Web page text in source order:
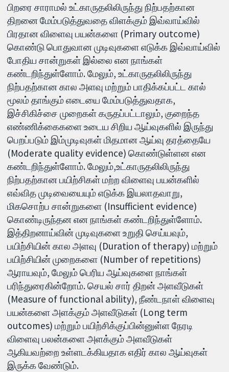
பிறரை சாராமல் உட்காருதலிலிருந்து நிற்பதற்கான
திறனை மேம்படுத்துவதை விளக்கும் இவ்வாய்வில்
பிரதான விளைவு பயன்களை (Primary outcome)
கொண்டு பொதுவான முடிவுகளை எடுக்க இவ்வாய்வில்
போதிய சான்றுகள் இல்லை என நாங்கள்
கண்டறிந்துள்ளோம். மேலும், உட்காருதலிலிருந்து
நிற்பதற்கான கால அளவு மற்றும் பாதிக்கப்பட்ட கால்
மூலம் தாங்கும் எடையை மேம்படுத்துவதாக,
இச்சிகிச்சை முறைகள் கருதப்பட்டாலும், குறைந்த
எண்ணிக்கைகளை உடைய சிறிய ஆய்வுகளில் இருந்து
பெறப்படும் இம்முடிவுகள் மிதமான ஆய்வு தரத்தையே
(Moderate quality evidence) கொண்டுள்ளன என
கண்டறிந்துள்ளோம். மேலும்,உட்காருதலிலிருந்து
நிற்பதற்கான பயிற்சிகள் மற்ற விளைவு பயன்களில்
எவ்வித முடிவையையும் எடுக்க இயலாதவாறு,
மிகசொற்ப சான்றுகளை (Insufficient evidence)
கொண்டிருந்தன என நாங்கள் கண்டறிந்துள்ளோம்.
இத்திறனாய்வின் முடிவுகளை உறுதி செய்யவும்,
பயிற்சியின் கால அளவு (Duration of therapy) மற்றும்
பயிற்சியின் முறைகளை (Number of repetitions)
ஆராயவும், மேலும் பெரிய ஆய்வுகளை நாங்கள்
பரிந்துரைகின்றோம். செயல் சார் திறன் அளவீடுகள்
(Measure of functional ability), நீண்டநாள் விளைவு
பயன்களை அளக்கும் அளவீடுகள் (Long term
outcomes) மற்றும் பயிற்சிக்குப்பின்னுள்ள நேரடி
விளைவு பலன்களை அளக்கும் அளவீடுகள்
ஆகியவற்றை உள்ளடக்கியதாக எதிர் கால ஆய்வுகள்
இருக்க வேண்டும்.